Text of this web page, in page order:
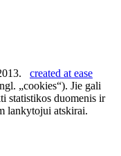
created at ease
„cookies“). Jie gali
statistikos duomenis ir
lankytojui atskirai.